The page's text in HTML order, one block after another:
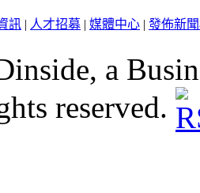
訊 | 人才招募 | 媒體中心 | 發佈新
a
reserved.